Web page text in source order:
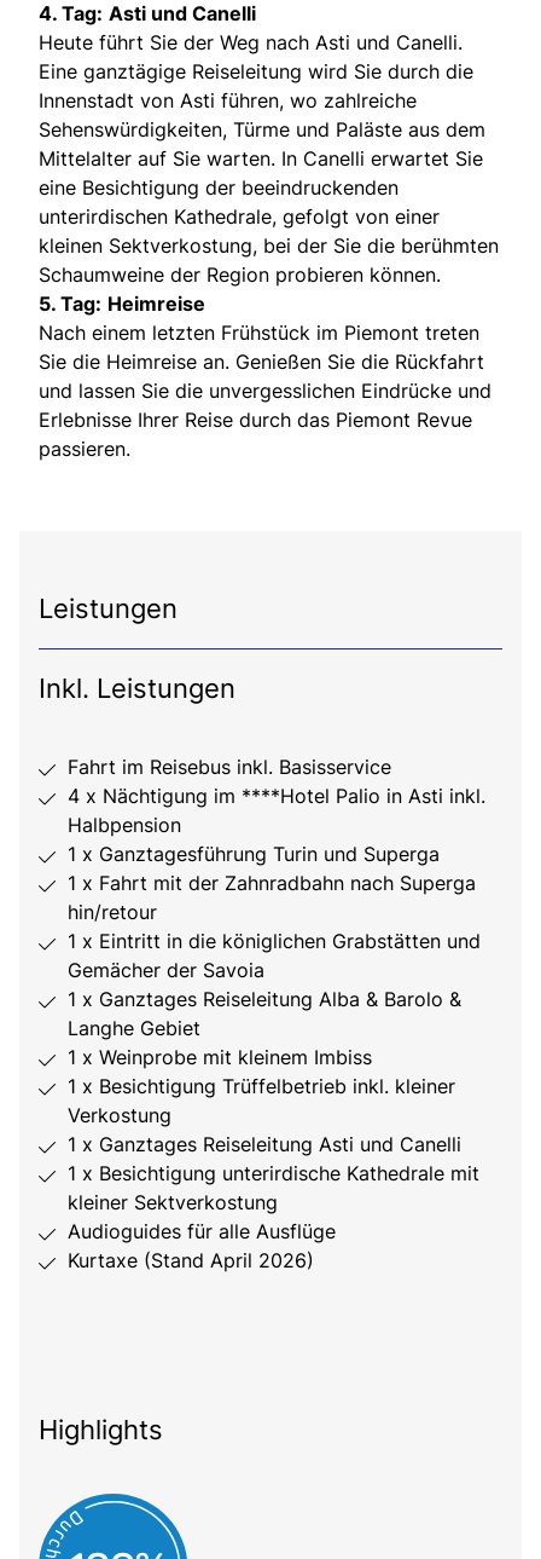
4. Tag: Asti und Canelli
Heute führt Sie der Weg nach Asti und Canelli.
Eine ganztägige Reiseleitung wird Sie durch die
Innenstadt von Asti führen, wo zahlreiche
Sehenswürdigkeiten, Türme und Paläste aus dem
Mittelalter auf Sie warten. In Canelli erwartet Sie
eine Besichtigung der beeindruckenden
unterirdischen Kathedrale, gefolgt von einer
kleinen Sektverkostung, bei der Sie die berühmten
Schaumweine der Region probieren können.
5. Tag: Heimreise
Nach einem letzten Frühstück im Piemont treten
Sie die Heimreise an. Genießen Sie die Rückfahrt
und lassen Sie die unvergesslichen Eindrücke und
Erlebnisse Ihrer Reise durch das Piemont Revue
passieren.
Leistungen
Inkl. Leistungen
Fahrt im Reisebus inkl. Basisservice
4 x Nächtigung im ****Hotel Palio in Asti inkl.
Halbpension
1 x Ganztagesführung Turin und Superga
1 x Fahrt mit der Zahnradbahn nach Superga
hin/retour
1 x Eintritt in die königlichen Grabstätten und
Gemächer der Savoia
1 x Ganztages Reiseleitung Alba & Barolo &
Langhe Gebiet
1 x Weinprobe mit kleinem Imbiss
1 x Besichtigung Trüffelbetrieb inkl. kleiner
Verkostung
1 x Ganztages Reiseleitung Asti und Canelli
1 x Besichtigung unterirdische Kathedrale mit
kleiner Sektverkostung
Audioguides für alle Ausflüge
Kurtaxe (Stand April 2026)
Highlights